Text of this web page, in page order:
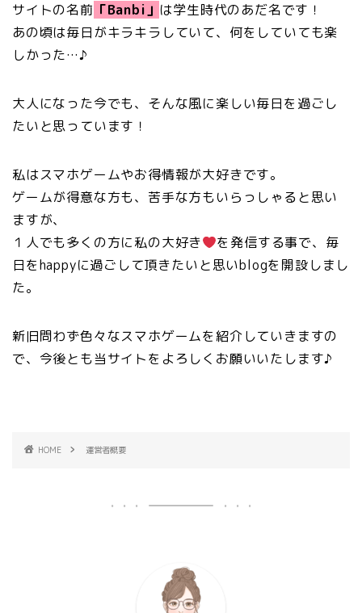
サイトの名前 「Banbi」 は学生時代のあだ名です！
あの頃は毎日がキラキラしていて、何をしていても楽
しかった…♪
大人になった今でも、そんな風に楽しい毎日を過ごし
たいと思っています！
私はスマホゲームやお得情報が大好きです。
ゲームが得意な方も、苦手な方もいらっしゃると思い
ますが、
１人でも多くの方に私の大好き
を発信する事で、毎
日をhappyに過ごして頂きたいと思いblogを開設しまし
た。
新旧問わず色々なスマホゲームを紹介していきますの
で、今後とも当サイトをよろしくお願いいたします♪
HOME 運営者概要